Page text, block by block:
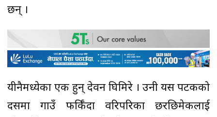
छन् ।
यीनैमध्येका एक हुन् देवन घिमिरे । उनी यस पटकको
दसैंमा गाउँ फर्किँदा वरिपरिका छरछिमेकलाई